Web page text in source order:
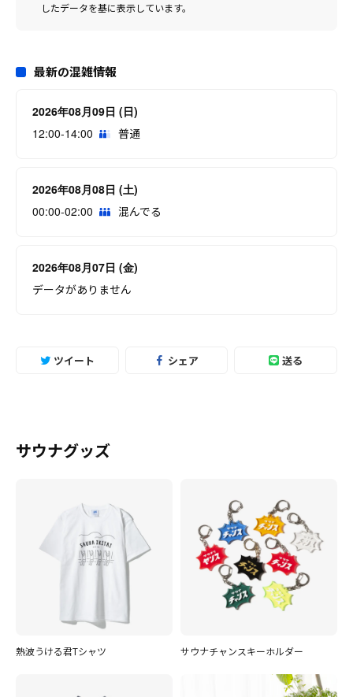
したデータを基に表示しています。
最新の混雑情報
2026年08月09日 (日)
12:00-14:00
普通
2026年08月08日 (土)
00:00-02:00
混んでる
2026年08月07日 (金)
データがありません
ツイート シェア 送る
サウナグッズ
熱波うける君Tシャツ サウナチャンスキーホルダー